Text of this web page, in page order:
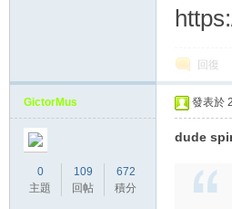
回復
GictorMus
0
主題
109
回帖
672
積分
發表於
dude